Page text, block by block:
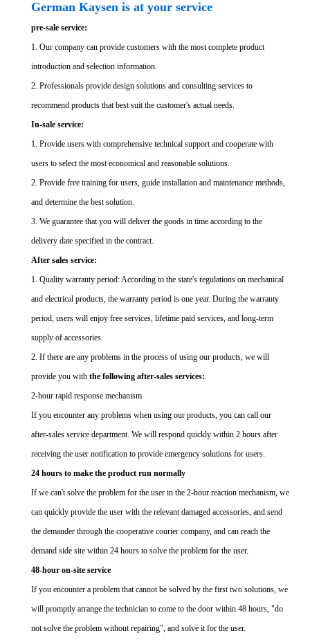
German Kaysen is at your service
pre-sale service:
1. Our company can provide customers with the most complete product
introduction and selection information.
2. Professionals provide design solutions and consulting services to
recommend products that best suit the customer's actual needs.
In-sale service:
1. Provide users with comprehensive technical support and cooperate with
users to select the most economical and reasonable solutions.
2. Provide free training for users, guide installation and maintenance methods,
and determine the best solution.
3. We guarantee that you will deliver the goods in time according to the
delivery date specified in the contract.
After sales service:
1. Quality warranty period: According to the state's regulations on mechanical
and electrical products, the warranty period is one year. During the warranty
period, users will enjoy free services, lifetime paid services, and long-term
supply of accessories.
2. If there are any problems in the process of using our products, we will
provide you with the following after-sales services:
2-hour rapid response mechanism
If you encounter any problems when using our products, you can call our
after-sales service department. We will respond quickly within 2 hours after
receiving the user notification to provide emergency solutions for users.
24 hours to make the product run normally
If we can't solve the problem for the user in the 2-hour reaction mechanism, we
can quickly provide the user with the relevant damaged accessories, and send
the demander through the cooperative courier company, and can reach the
demand side site within 24 hours to solve the problem for the user.
48-hour on-site service
If you encounter a problem that cannot be solved by the first two solutions, we
will promptly arrange the technician to come to the door within 48 hours, "do
not solve the problem without repairing", and solve it for the user.